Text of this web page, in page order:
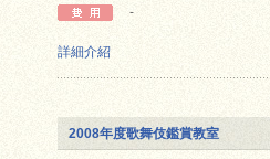
-
詳細介紹
2008年度歌舞伎鑑賞教室